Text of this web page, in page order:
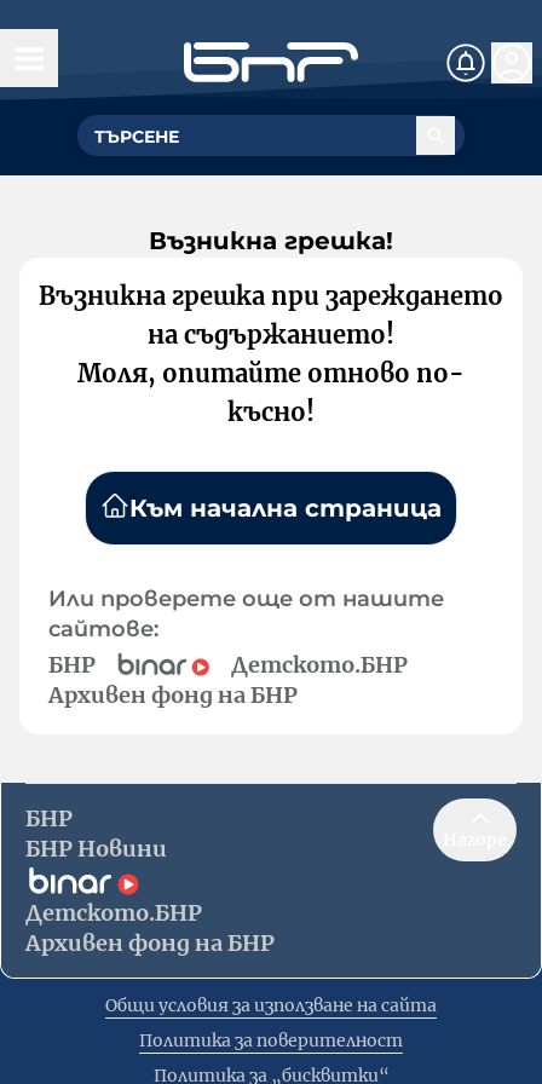
Възникна грешка!
Възникна грешка при зареждането
на съдържанието!
Моля, опитайте отново по-
късно!
Към начална страница
Или проверете още от нашите
сайтове:
БНР
Детското.БНР
Архивен фонд на БНР
БНР
БНР Новини
Детското.БНР
Архивен фонд на БНР
Общи условия за използване на сайта
Политика за поверителност
Политика за „бисквитки“